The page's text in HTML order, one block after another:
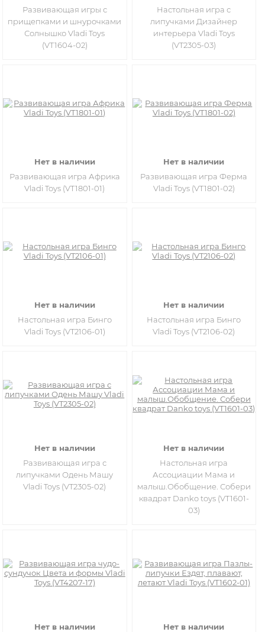
Развивающая игры с
прищепками и шнурочками
Солнышко Vladi Toys
(VT1604-02)
Настольная игра с
липучками Дизайнер
интерьера Vladi Toys
(VT2305-03)
Нет в наличии
Развивающая игра Африка
Vladi Toys (VT1801-01)
Нет в наличии
Развивающая игра Ферма
Vladi Toys (VT1801-02)
Нет в наличии
Настольная игра Бинго
Vladi Toys (VT2106-01)
Нет в наличии
Настольная игра Бинго
Vladi Toys (VT2106-02)
Нет в наличии
Развивающая игра с
липучками Одень Машу
Vladi Toys (VT2305-02)
Нет в наличии
Настольная игра
Ассоциации Мама и
малыш.Обобщение. Собери
квадрат Danko toys (VT1601-
03)
Нет в наличии Нет в наличии